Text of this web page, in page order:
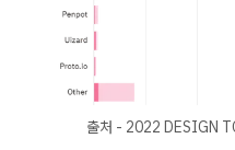
출처 - 2022 DESIGN